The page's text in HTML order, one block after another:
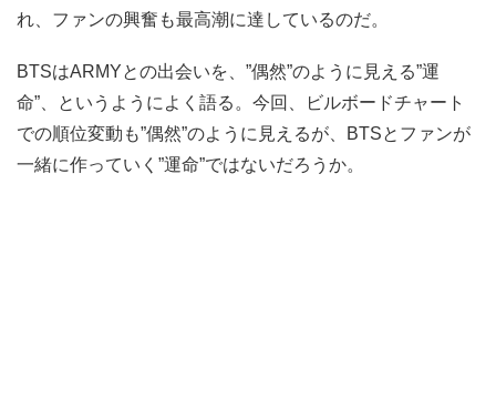
れ、ファンの興奮も最高潮に達しているのだ。
BTSはARMYとの出会いを、”偶然”のように見える”運
命”、というようによく語る。今回、ビルボードチャート
での順位変動も”偶然”のように見えるが、BTSとファンが
一緒に作っていく”運命”ではないだろうか。